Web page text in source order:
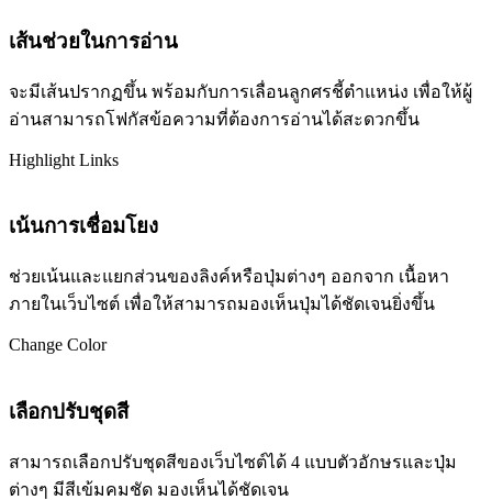
เส้นช่วยในการอ่าน
จะมีเส้นปรากฏขึ้น พร้อมกับการเลื่อนลูกศรชี้ตำแหน่ง เพื่อให้ผู้
อ่านสามารถโฟกัสข้อความที่ต้องการอ่านได้สะดวกขึ้น
Highlight Links
เน้นการเชื่อมโยง
ช่วยเน้นและแยกส่วนของลิงค์หรือปุ่มต่างๆ ออกจาก เนื้อหา
ภายในเว็บไซต์ เพื่อให้สามารถมองเห็นปุ่มได้ชัดเจนยิ่งขึ้น
Change Color
เลือกปรับชุดสี
สามารถเลือกปรับชุดสีของเว็บไซต์ได้ 4 แบบตัวอักษรและปุ่ม
ต่างๆ มีสีเข้มคมชัด มองเห็นได้ชัดเจน